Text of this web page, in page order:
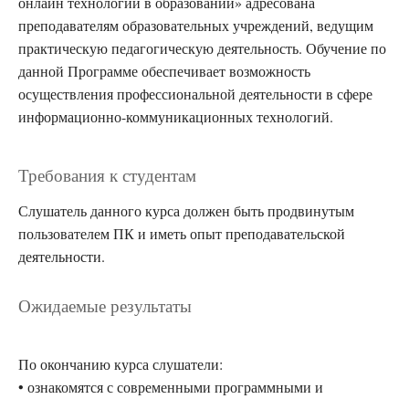
преподавателям образовательных учреждений, ведущим
практическую педагогическую деятельность. Обучение по
данной Программе обеспечивает возможность
осуществления профессиональной деятельности в сфере
информационно-коммуникационных технологий.
Требования к студентам
Слушатель данного курса должен быть продвинутым
пользователем ПК и иметь опыт преподавательской
деятельности.
Ожидаемые результаты
По окончанию курса слушатели:
• ознакомятся с современными программными и